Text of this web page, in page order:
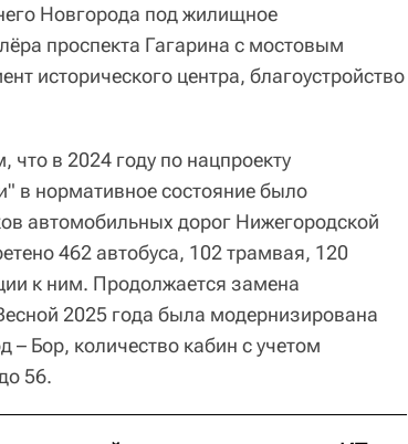
Новгорода под жилищное
проспекта Гагарина с мостовым
исторического центра, благоустройство
что в 2024 году по нацпроекту
в нормативное состояние было
автомобильных дорог Нижегородской
462 автобуса, 102 трамвая, 120
к ним. Продолжается замена
2025 года была модернизирована
Бор, количество кабин с учетом
56.